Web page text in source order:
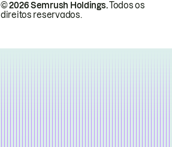
© 2026 Semrush Holdings.Todos os
direitos reservados.